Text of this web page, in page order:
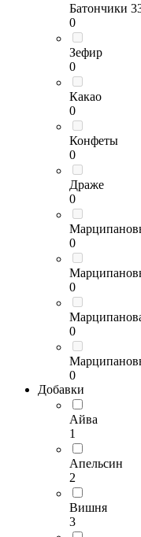
Батончики
0
Зефир
0
Какао
0
Конфеты
0
Драже
0
0
0
0
0
Добавки
Айва
1
Апельсин
2
Вишня
3